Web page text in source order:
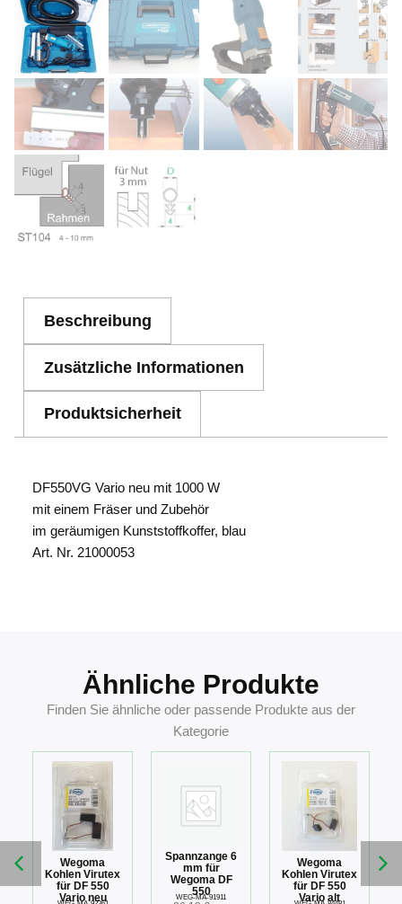
Beschreibung
Zusätzliche Informationen
Produktsicherheit
DF550VG Vario neu mit 1000 W
mit einem Fräser und Zubehör
im geräumigen Kunststoffkoffer, blau
Art. Nr. 21000053
Ähnliche Produkte
Finden Sie ähnliche oder passende Produkte aus der
Kategorie
Wegoma
Kohlen Virutex
für DF 550
Vario neu
Spannzange 6
mm für
Wegoma DF
550
WEG-MA-91911
Wegoma
Kohlen Virutex
für DF 550
Vario alt